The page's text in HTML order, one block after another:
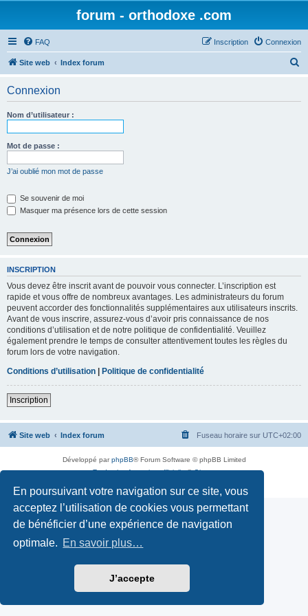
En poursuivant votre navigation sur ce site, vous
acceptez l’utilisation de cookies vous permettant
de bénéficier d’une expérience de navigation
optimale. En savoir plus…
J’accepte
forum - orthodoxe .com
FAQ Connexion
Inscription
Site web Index forum
Connexion
Nom d’utilisateur :
Mot de passe :
J’ai oublié mon mot de passe
Se souvenir de moi
Masquer ma présence lors de cette session
INSCRIPTION
Vous devez être inscrit avant de pouvoir vous connecter. L’inscription est
rapide et vous offre de nombreux avantages. Les administrateurs du forum
peuvent accorder des fonctionnalités supplémentaires aux utilisateurs inscrits.
Avant de vous inscrire, assurez-vous d’avoir pris connaissance de nos
conditions d’utilisation et de notre politique de confidentialité. Veuillez
également prendre le temps de consulter attentivement toutes les règles du
forum lors de votre navigation.
Conditions d’utilisation | Politique de confidentialité
Inscription
Site web Index forum Fuseau horaire sur UTC+02:00
Développé parphpBB® Forum Software © phpBB Limited
Traduction française officielle©Qiaeru